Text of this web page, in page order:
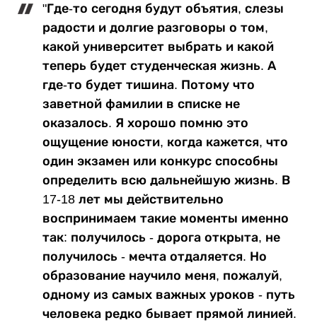
"Где-то сегодня будут объятия, слезы
радости и долгие разговоры о том,
какой университет выбрать и какой
теперь будет студенческая жизнь. А
где-то будет тишина. Потому что
заветной фамилии в списке не
оказалось. Я хорошо помню это
ощущение юности, когда кажется, что
один экзамен или конкурс способны
определить всю дальнейшую жизнь. В
17-18 лет мы действительно
воспринимаем такие моменты именно
так: получилось - дорога открыта, не
получилось - мечта отдаляется. Но
образование научило меня, пожалуй,
одному из самых важных уроков - путь
человека редко бывает прямой линией.